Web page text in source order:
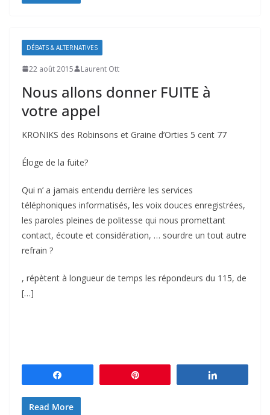
DÉBATS & ALTERNATIVES
22 août 2015 Laurent Ott
Nous allons donner FUITE à
votre appel
KRONIKS des Robinsons et Graine d’Orties 5 cent 77
Éloge de la fuite?
Qui n’ a jamais entendu derrière les services
téléphoniques informatisés, les voix douces enregistrées,
les paroles pleines de politesse qui nous promettant
contact, écoute et considération, … sourdre un tout autre
refrain ?
, répètent à longueur de temps les répondeurs du 115, de
[…]
Read More